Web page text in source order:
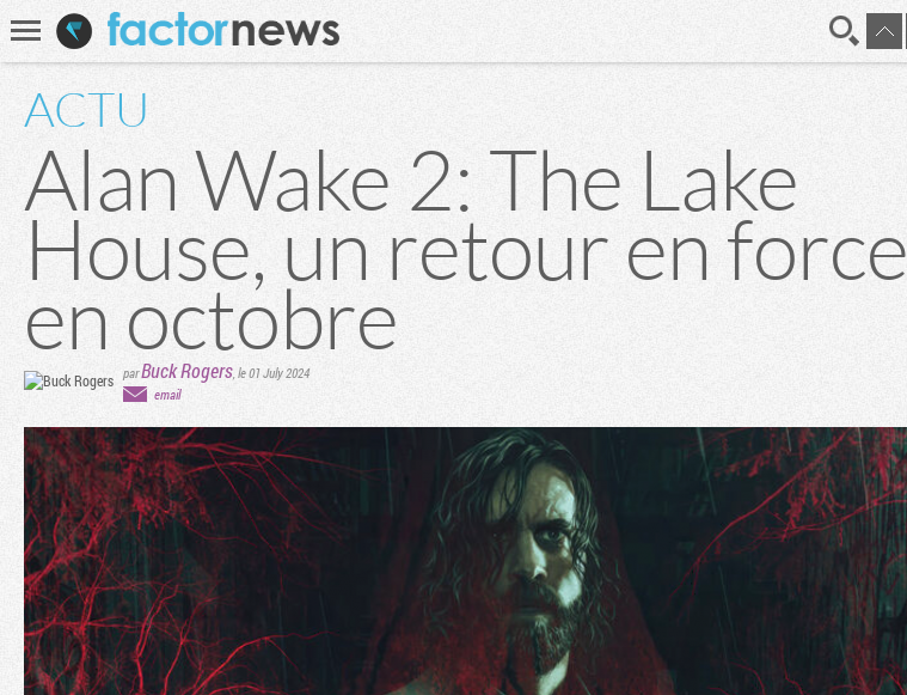
Recherche
ACTU
Alan Wake 2: The Lake
House, un retour en force
en octobre
parBuck Rogers,le 01 July 2024
email
En direct